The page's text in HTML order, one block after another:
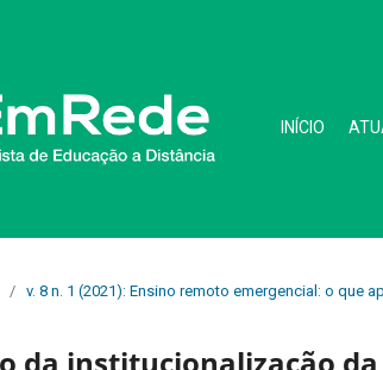
INÍCIO
/ v. 8 n. 1 (2021): Ensino remoto emergencial: o que
da institucionalização